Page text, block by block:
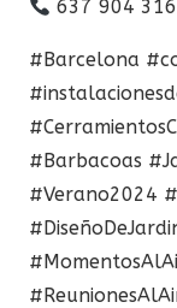
637 904 316
#Barcelona
#Barbacoas
#Verano2024